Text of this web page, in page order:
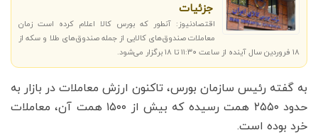
جزئیات
اقتصادنیوز: آنطور که بورس کالا اعلام کرده است زمان
معاملات صندوق‌های کالایی از جمله صندوق‌های طلا و سکه از
۱۸ فروردین سال آینده از ساعت ۱۱:۳۰ تا ۱۸ برگزار می‌شود.
به گفته رئیس سازمان بورس، تاکنون ارزش معاملات در بازار به
حدود ۲۵۵۰ همت رسیده که بیش از ۱۵۰۰ همت آن، معاملات
خرد بوده است.